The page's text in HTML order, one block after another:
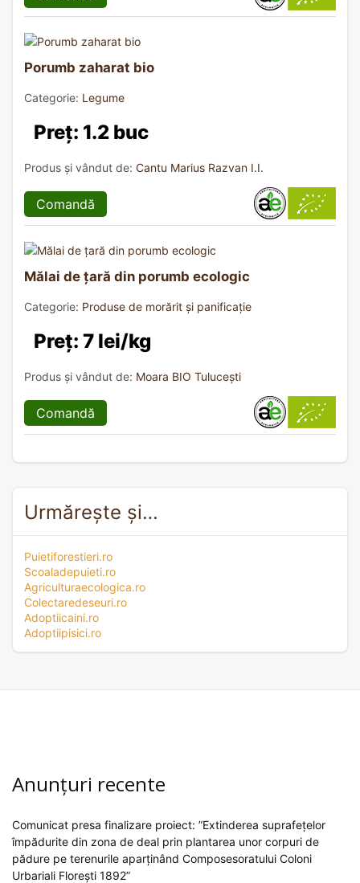
Porumb zaharat bio
Categorie: Legume
Preț: 1.2 buc
Produs și vândut de: Cantu Marius Razvan I.I.
Comandă
Mălai de țară din porumb ecologic
Categorie: Produse de morărit și panificație
Preț: 7 lei/kg
Produs și vândut de: Moara BIO Tulucești
Comandă
Urmărește și…
Puietiforestieri.ro
Scoaladepuieti.ro
Agriculturaecologica.ro
Colectaredeseuri.ro
Adoptiicaini.ro
Adoptiipisici.ro
Anunțuri recente
Comunicat presa finalizare proiect: ”Extinderea suprafețelor
împădurite din zona de deal prin plantarea unor corpuri de
pădure pe terenurile aparținând Composesoratului Coloni
Urbariali Florești 1892”